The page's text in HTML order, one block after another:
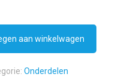
aan winkelwagen
Onderdelen